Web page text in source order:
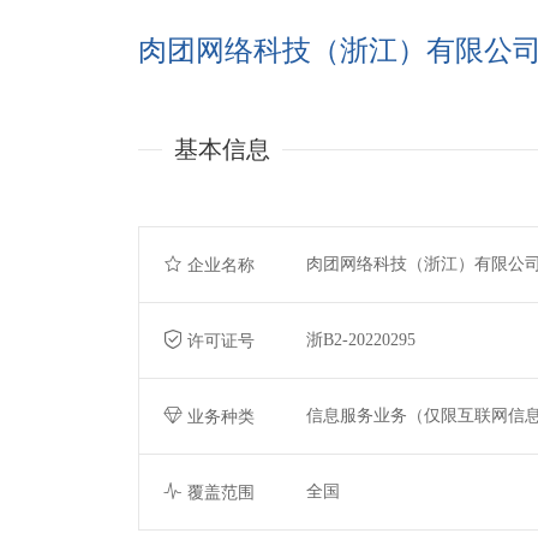
肉团网络科技（浙江）有限公
基本信息
企业名称 肉团网络科技（浙江）有限公
许可证号 浙B2-20220295
业务种类 信息服务业务（仅限互联网信
覆盖范围 全国